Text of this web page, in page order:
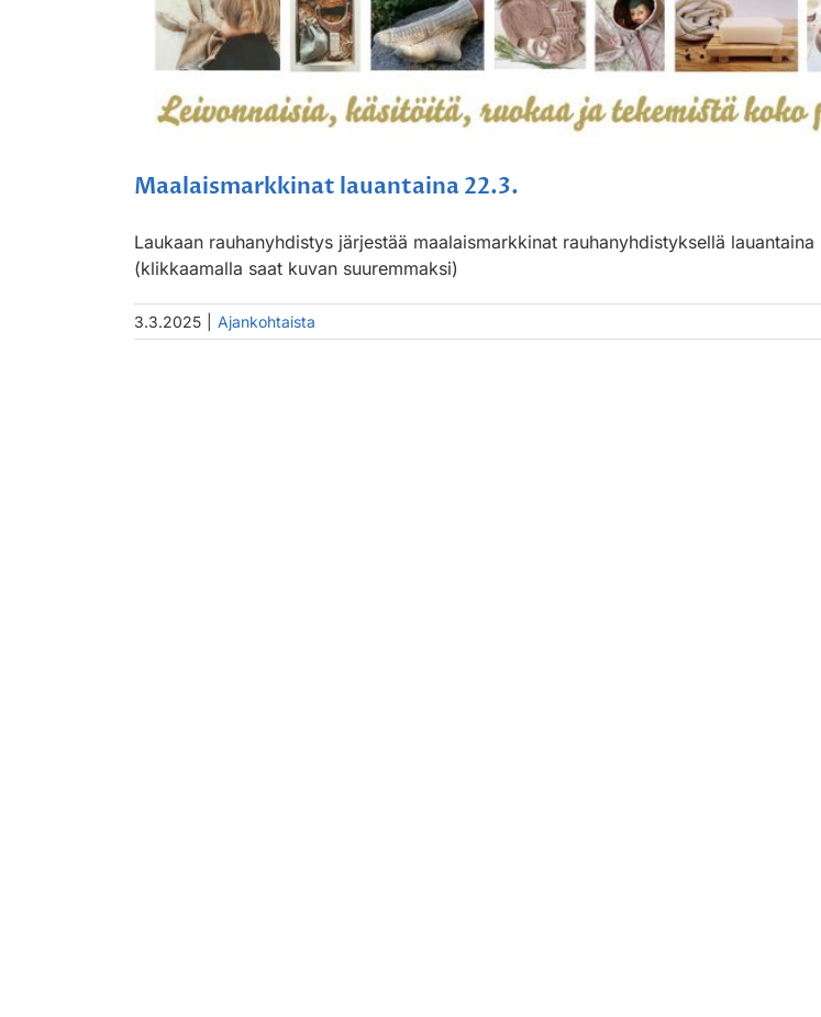
Maalaismarkkinat lauantaina 22.3.
Laukaan rauhanyhdistys järjestää maalaismarkkinat rauhanyhdistyksellä
(klikkaamalla saat kuvan suuremmaksi)
3.3.2025 Ajankohtaista